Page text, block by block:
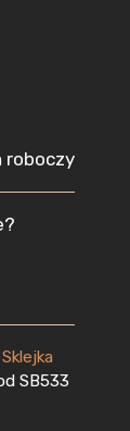
roboczy
Sklejka
SB533